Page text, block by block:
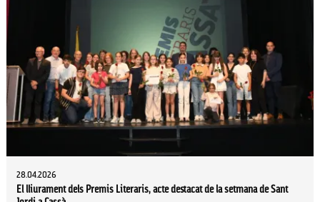
28.04.2026
El lliurament dels Premis Literaris, acte destacat de la setmana de Sant